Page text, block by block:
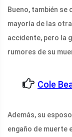
Bueno, también se
mayoría de las
accidente, pero la
rumores de su
Cole
Además, su
engaño de muerte